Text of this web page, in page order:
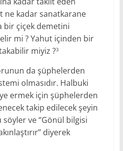
ne kadar sanatkarane
bir çiçek demetini
mi ? Yahut içinden bir
miyiz ?3
da şüphelerden
olmasıdır. Halbuki
ermek için şüphelerden
takip edilecek şeyin
ve ‘’Gönül bilgisi
diyerek